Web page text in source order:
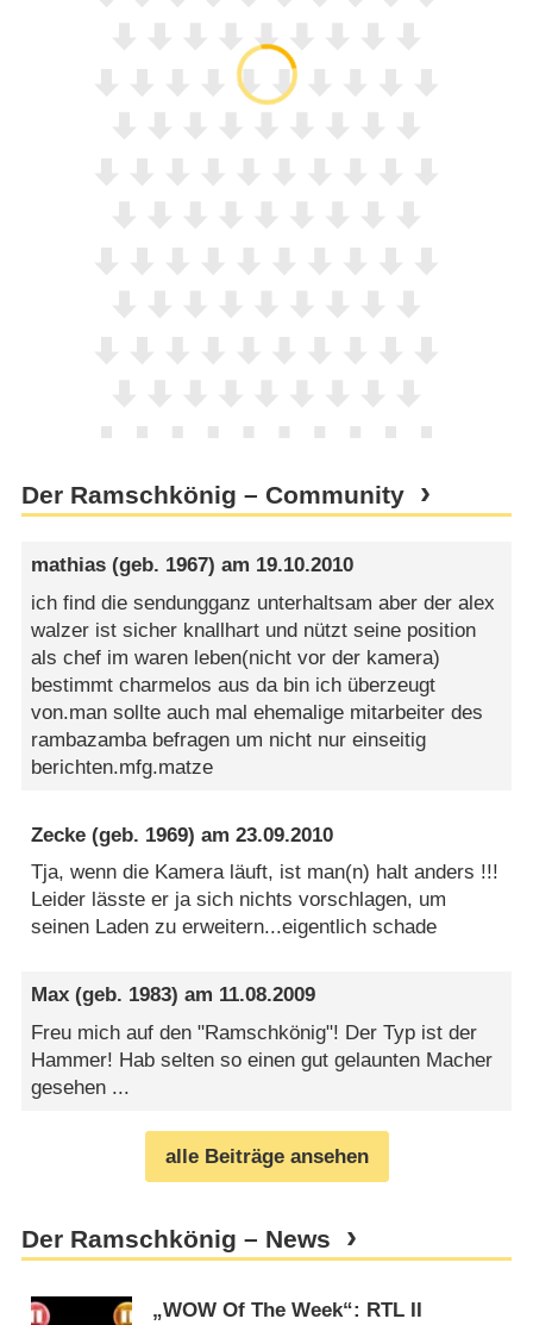
Der Ramschkönig – Community
mathias (geb. 1967) am 19.10.2010
ich find die sendungganz unterhaltsam aber der alex
walzer ist sicher knallhart und nützt seine position
als chef im waren leben(nicht vor der kamera)
bestimmt charmelos aus da bin ich überzeugt
von.man sollte auch mal ehemalige mitarbeiter des
rambazamba befragen um nicht nur einseitig
berichten.mfg.matze
Zecke (geb. 1969) am23.09.2010
Tja, wenn die Kamera läuft, ist man(n) halt anders !!!
Leider lässte er ja sich nichts vorschlagen, um
seinen Laden zu erweitern...eigentlich schade
Max (geb. 1983) am 11.08.2009
Freu mich auf den "Ramschkönig"! Der Typ ist der
Hammer! Hab selten so einen gut gelaunten Macher
gesehen ...
alle Beiträge ansehen
Der Ramschkönig – News
„WOW Of The Week“: RTL II